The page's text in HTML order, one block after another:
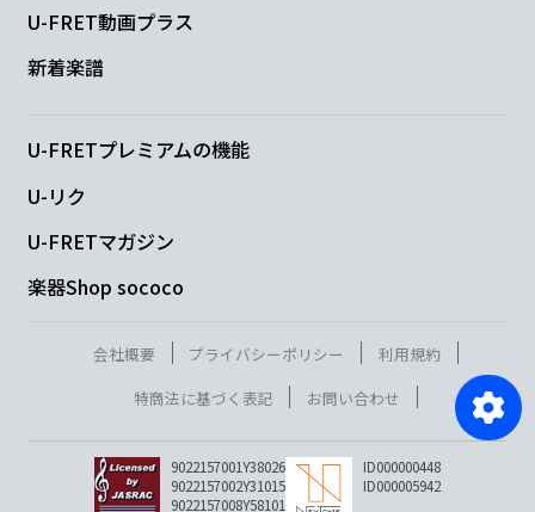
U-FRET動画プラス
新着楽譜
U-FRETプレミアムの機能
U-リク
U-FRETマガジン
楽器Shop sococo
会社概要 プライバシーポリシー
利用規約
特商法に基づく表記
お問い合わせ
9022157001Y38026
9022157002Y31015
9022157008Y58101
ID000000448
ID000005942